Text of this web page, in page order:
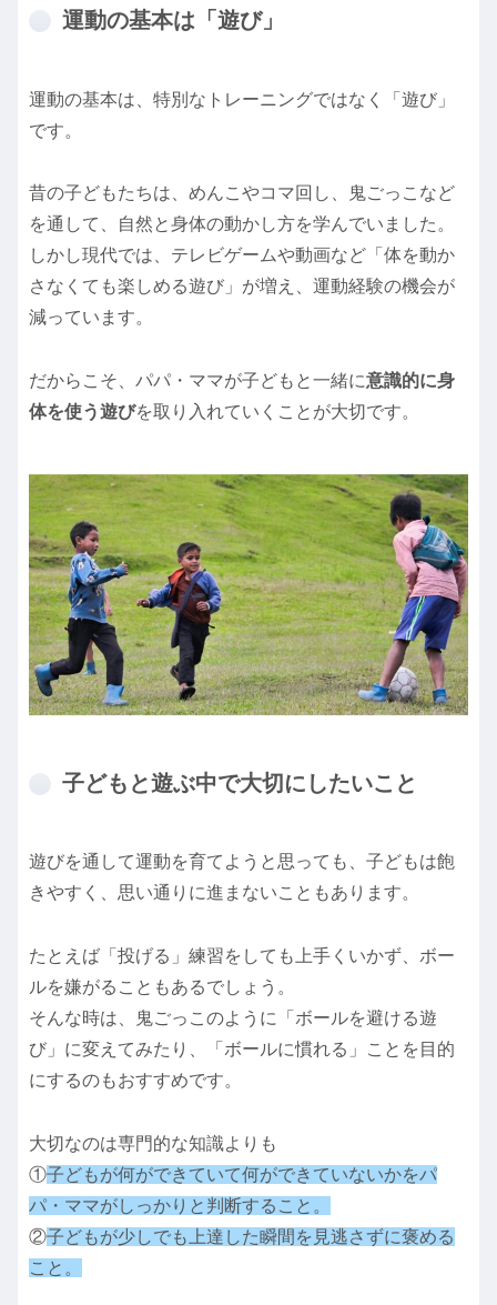
運動の基本は「遊び」
運動の基本は、特別なトレーニングではなく「遊び」
です。
昔の子どもたちは、めんこやコマ回し、鬼ごっこなど
を通して、自然と身体の動かし方を学んでいました。
しかし現代では、テレビゲームや動画など「体を動か
さなくても楽しめる遊び」が増え、運動経験の機会が
減っています。
だからこそ、パパ・ママが子どもと一緒に意識的に身
体を使う遊びを取り入れていくことが大切です。
子どもと遊ぶ中で大切にしたいこと
遊びを通して運動を育てようと思っても、子どもは飽
きやすく、思い通りに進まないこともあります。
たとえば「投げる」練習をしても上手くいかず、ボー
ルを嫌がることもあるでしょう。
そんな時は、鬼ごっこのように「ボールを避ける遊
び」に変えてみたり、「ボールに慣れる」ことを目的
にするのもおすすめです。
大切なのは専門的な知識よりも
①子どもが何ができていて何ができていないかをパ
パ・ママがしっかりと判断すること。
②子どもが少しでも上達した瞬間を見逃さずに褒める
こと。